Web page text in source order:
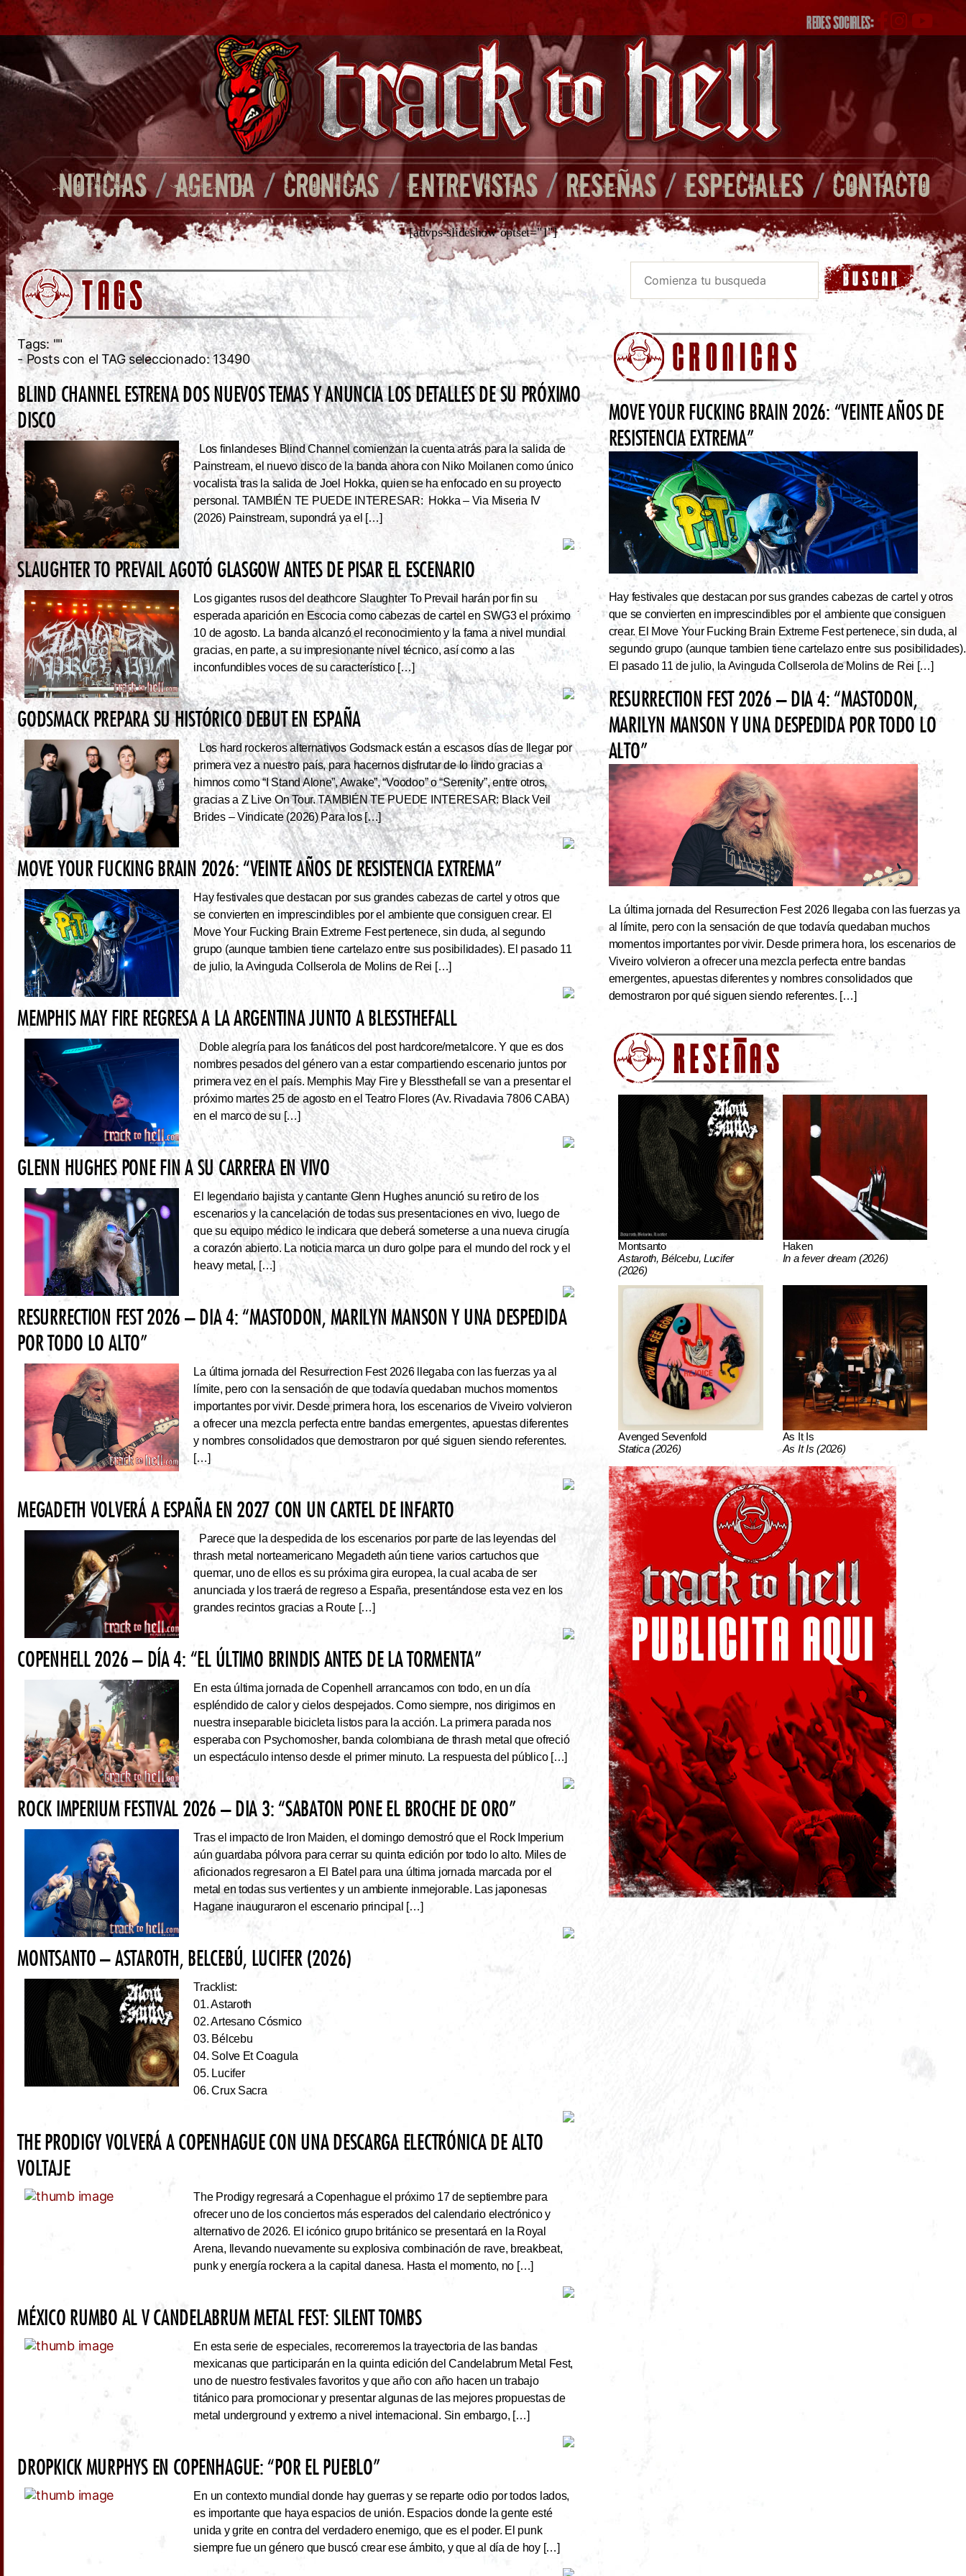
REDES SOCIALES:
NOTICIAS/AGENDA/CRONICAS/ENTREVISTAS /RESEÑAS/ESPECIALES /CONTACTO
[advps-slideshow optset="1"]
Tags: ""
- Posts con el TAG seleccionado: 13490
BLIND CHANNEL ESTRENA DOS NUEVOS TEMAS Y ANUNCIA LOS DETALLES DE SU PRÓXIMO
DISCO
Los finlandeses Blind Channel comienzan la cuenta atrás para la salida de
Painstream, el nuevo disco de la banda ahora con Niko Moilanen como único
vocalista tras la salida de Joel Hokka, quien se ha enfocado en su proyecto
personal. TAMBIÉN TE PUEDE INTERESAR: Hokka – Via Miseria IV
(2026) Painstream, supondrá ya el […]
SLAUGHTER TO PREVAIL AGOTÓ GLASGOW ANTES DE PISAR EL ESCENARIO
Los gigantes rusos del deathcore Slaughter To Prevail harán por fin su
esperada aparición en Escocia como cabezas de cartel en SWG3 el próximo
10 de agosto. La banda alcanzó el reconocimiento y la fama a nivel mundial
gracias, en parte, a su impresionante nivel técnico, así como a las
inconfundibles voces de su característico […]
GODSMACK PREPARA SU HISTÓRICO DEBUT EN ESPAÑA
Los hard rockeros alternativos Godsmack están a escasos días de llegar por
primera vez a nuestro país, para hacernos disfrutar de lo lindo gracias a
himnos como “I Stand Alone”, Awake”, “Voodoo” o “Serenity”, entre otros,
gracias a Z Live On Tour. TAMBIÉN TE PUEDE INTERESAR: Black Veil
Brides – Vindicate (2026) Para los […]
MOVE YOUR FUCKING BRAIN 2026: “VEINTE AÑOS DE RESISTENCIA EXTREMA”
Hay festivales que destacan por sus grandes cabezas de cartel y otros que
se convierten en imprescindibles por el ambiente que consiguen crear. El
Move Your Fucking Brain Extreme Fest pertenece, sin duda, al segundo
grupo (aunque tambien tiene cartelazo entre sus posibilidades). El pasado 11
de julio, la Avinguda Collserola de Molins de Rei […]
MEMPHIS MAY FIRE REGRESA A LA ARGENTINA JUNTO A BLESSTHEFALL
Doble alegría para los fanáticos del post hardcore/metalcore. Y que es dos
nombres pesados del género van a estar compartiendo escenario juntos por
primera vez en el país. Memphis May Fire y Blessthefall se van a presentar el
próximo martes 25 de agosto en el Teatro Flores (Av. Rivadavia 7806 CABA)
en el marco de su […]
GLENN HUGHES PONE FIN A SU CARRERA EN VIVO
El legendario bajista y cantante Glenn Hughes anunció su retiro de los
escenarios y la cancelación de todas sus presentaciones en vivo, luego de
que su equipo médico le indicara que deberá someterse a una nueva cirugía
a corazón abierto. La noticia marca un duro golpe para el mundo del rock y el
heavy metal, […]
RESURRECTION FEST 2026 – DIA 4: “MASTODON, MARILYN MANSON Y UNA DESPEDIDA
POR TODO LO ALTO”
La última jornada del Resurrection Fest 2026 llegaba con las fuerzas ya al
límite, pero con la sensación de que todavía quedaban muchos momentos
importantes por vivir. Desde primera hora, los escenarios de Viveiro volvieron
a ofrecer una mezcla perfecta entre bandas emergentes, apuestas diferentes
y nombres consolidados que demostraron por qué siguen siendo referentes.
[…]
MEGADETH VOLVERÁ A ESPAÑA EN 2027 CON UN CARTEL DE INFARTO
Parece que la despedida de los escenarios por parte de las leyendas del
thrash metal norteamericano Megadeth aún tiene varios cartuchos que
quemar, uno de ellos es su próxima gira europea, la cual acaba de ser
anunciada y los traerá de regreso a España, presentándose esta vez en los
grandes recintos gracias a Route […]
COPENHELL 2026 – DÍA 4: “EL ÚLTIMO BRINDIS ANTES DE LA TORMENTA”
En esta última jornada de Copenhell arrancamos con todo, en un día
espléndido de calor y cielos despejados. Como siempre, nos dirigimos en
nuestra inseparable bicicleta listos para la acción. La primera parada nos
esperaba con Psychomosher, banda colombiana de thrash metal que ofreció
un espectáculo intenso desde el primer minuto. La respuesta del público […]
ROCK IMPERIUM FESTIVAL 2026 – DIA 3: “SABATON PONE EL BROCHE DE ORO”
Tras el impacto de Iron Maiden, el domingo demostró que el Rock Imperium
aún guardaba pólvora para cerrar su quinta edición por todo lo alto. Miles de
aficionados regresaron a El Batel para una última jornada marcada por el
metal en todas sus vertientes y un ambiente inmejorable. Las japonesas
Hagane inauguraron el escenario principal […]
MONTSANTO – ASTAROTH, BELCEBÚ, LUCIFER (2026)
Tracklist:
01. Astaroth
02. Artesano Cósmico
03. Bélcebu
04. Solve Et Coagula
05. Lucifer
06. Crux Sacra
THE PRODIGY VOLVERÁ A COPENHAGUE CON UNA DESCARGA ELECTRÓNICA DE ALTO
VOLTAJE
The Prodigy regresará a Copenhague el próximo 17 de septiembre para
ofrecer uno de los conciertos más esperados del calendario electrónico y
alternativo de 2026. El icónico grupo británico se presentará en la Royal
Arena, llevando nuevamente su explosiva combinación de rave, breakbeat,
punk y energía rockera a la capital danesa. Hasta el momento, no […]
MÉXICO RUMBO AL V CANDELABRUM METAL FEST: SILENT TOMBS
En esta serie de especiales, recorreremos la trayectoria de las bandas
mexicanas que participarán en la quinta edición del Candelabrum Metal Fest,
uno de nuestro festivales favoritos y que año con año hacen un trabajo
titánico para promocionar y presentar algunas de las mejores propuestas de
metal underground y extremo a nivel internacional. Sin embargo, […]
DROPKICK MURPHYS EN COPENHAGUE: “POR EL PUEBLO”
En un contexto mundial donde hay guerras y se reparte odio por todos lados,
es importante que haya espacios de unión. Espacios donde la gente esté
unida y grite en contra del verdadero enemigo, que es el poder. El punk
siempre fue un género que buscó crear ese ámbito, y que al día de hoy […]
MOVE YOUR FUCKING BRAIN 2026: “VEINTE AÑOS DE
RESISTENCIA EXTREMA”
Hay festivales que destacan por sus grandes cabezas de cartel y otros
que se convierten en imprescindibles por el ambiente que consiguen
crear. El Move Your Fucking Brain Extreme Fest pertenece, sin duda, al
segundo grupo (aunque tambien tiene cartelazo entre sus posibilidades).
El pasado 11 de julio, la Avinguda Collserola de Molins de Rei […]
RESURRECTION FEST 2026 – DIA 4: “MASTODON,
MARILYN MANSON Y UNA DESPEDIDA POR TODO LO
ALTO”
La última jornada del Resurrection Fest 2026 llegaba con las fuerzas ya
al límite, pero con la sensación de que todavía quedaban muchos
momentos importantes por vivir. Desde primera hora, los escenarios de
Viveiro volvieron a ofrecer una mezcla perfecta entre bandas
emergentes, apuestas diferentes y nombres consolidados que
demostraron por qué siguen siendo referentes. […]
Montsanto
Astaroth, Bélcebu, Lucifer
(2026)
Haken
In a fever dream (2026)
Avenged Sevenfold
Statica (2026)
As It Is
As It Is (2026)